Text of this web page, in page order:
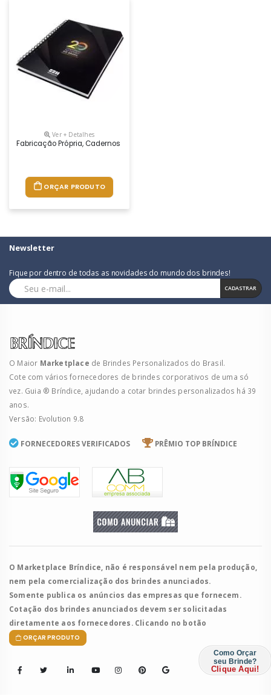
Ver + Detalhes
Fabricação Própria, Cadernos Personalizados Do Seu Jeito, Desde O
ORÇAR PRODUTO
Newsletter
Fique por dentro de todas as novidades do mundo dos brindes!
CADASTRAR
O Maior Marketplace de Brindes Personalizados do Brasil.
Cote com vários fornecedores de brindes corporativos de uma só
vez. Guia ® Bríndice, ajudando a cotar brindes personalizados há 39
anos.
Versão: Evolution 9.8
FORNECEDORES VERIFICADOS PRÊMIO TOP BRÍNDICE
O Marketplace Bríndice, não é responsável nem pela produção,
nem pela comercialização dos brindes anunciados.
Somente publica os anúncios das empresas que fornecem.
Cotação dos brindes anunciados devem ser solicitadas
diretamente aos fornecedores. Clicando no botão
ORÇAR PRODUTO
Como Orçar
seu Brinde?
Clique Aqui!